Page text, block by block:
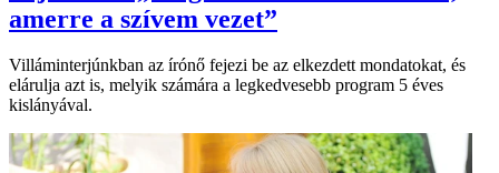
amerre a szívem vezet”
Villáminterjúnkban az írónő fejezi be az elkezdett mondatokat, és
elárulja azt is, melyik számára a legkedvesebb program 5 éves
kislányával.